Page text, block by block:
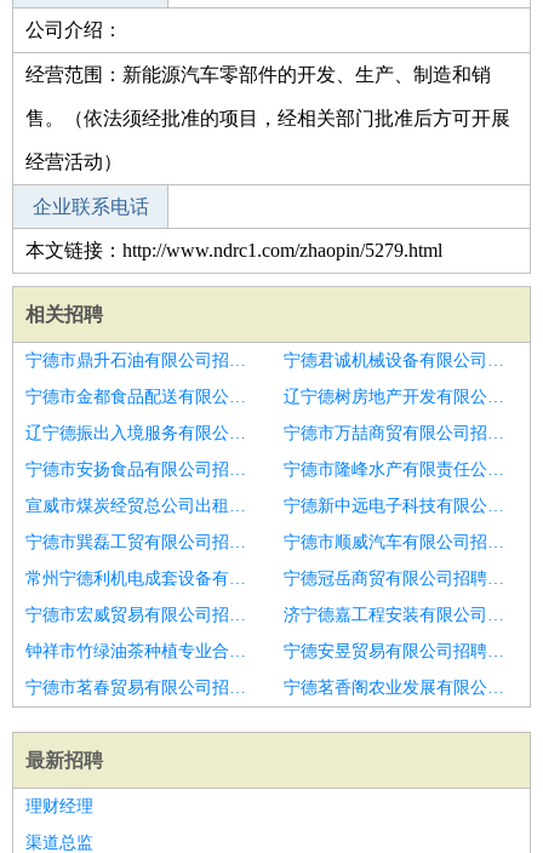
公司类型
公司介绍：
经营范围：新能源汽车零部件的开发、生产、制造和销
售。（依法须经批准的项目，经相关部门批准后方可开展
经营活动）
企业联系电话
本文链接：http://www.ndrc1.com/zhaopin/5279.html
相关招聘
宁德市鼎升石油有限公司招聘潍坊市招聘行政人事专员女2人
宁德君诚机械设备有限公司招聘人事助理
宁德市金都食品配送有限公司招聘人事专员
辽宁德树房地产开发有限公司招聘招聘人事专员
辽宁德振出入境服务有限公司招聘行政人事专员
宁德市万喆商贸有限公司招聘人事专员
宁德市安扬食品有限公司招聘人事专员
宁德市隆峰水产有限责任公司招聘人事专员
宣威市煤炭经贸总公司出租汽车服务部招聘人事专员
宁德新中远电子科技有限公司招聘行政人事专员
宁德市巽磊工贸有限公司招聘人事行政专员
宁德市顺威汽车有限公司招聘行政人事专员
常州宁德利机电成套设备有限公司招聘人事专员
宁德冠岳商贸有限公司招聘人事专员
宁德市宏威贸易有限公司招聘办公室人事专员
济宁德嘉工程安装有限公司招聘人事专员
钟祥市竹绿油茶种植专业合作社招聘人事助理(上海派拉软件股份有限公司)
宁德安昱贸易有限公司招聘人事助理
宁德市茗春贸易有限公司招聘行政人事专员
宁德茗香阁农业发展有限公司招聘行政人事专员
最新招聘
理财经理
渠道总监